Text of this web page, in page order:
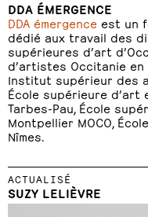
DDA ÉMERGENCE
DDA émergence est un
dédié aux travail des
supérieures d’art
d’artistes Occitanie
Institut supérieur des
École supérieure d’art
Tarbes-Pau, École
Montpellier MOCO,
Nîmes.
ACTUALISÉ
SUZY LELIÈVRE